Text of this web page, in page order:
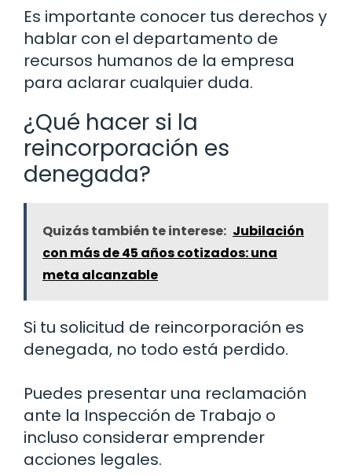
Es importante conocer tus derechos y
hablar con el departamento de
recursos humanos de la empresa
para aclarar cualquier duda.
¿Qué hacer si la
reincorporación es
denegada?
Quizás también te interese: Jubilación
con más de 45 años cotizados: una
meta alcanzable
Si tu solicitud de reincorporación es
denegada, no todo está perdido.
Puedes presentar una reclamación
ante la Inspección de Trabajo o
incluso considerar emprender
acciones legales.